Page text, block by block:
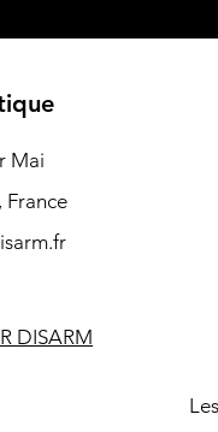
Mai
France
DISARM